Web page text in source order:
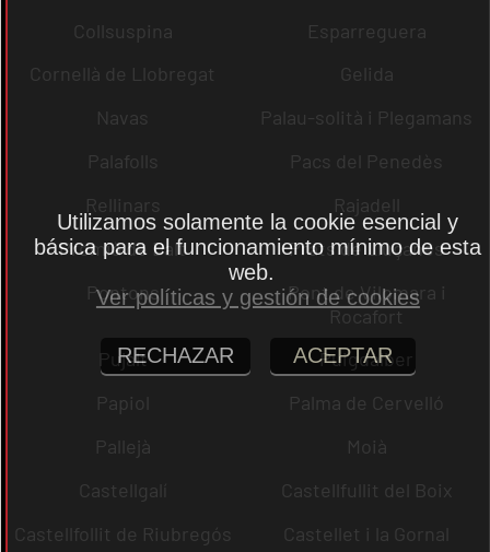
Collsuspina
Esparreguera
Cornellà de Llobregat
Gelida
Navas
Palau-solità i Plegamans
Palafolls
Pacs del Penedès
Rellinars
Rajadell
Premià de Dalt
Prats de Lluçanès
Pontons
Pont de Vilomara i
Rocafort
Pujalt
Puigdàlber
Papiol
Palma de Cervelló
Pallejà
Moià
Castellgalí
Castellfullit del Boix
Castellfollit de Riubregós
Castellet i la Gornal
Utilizamos solamente la cookie esencial y
básica para el funcionamiento mínimo de esta
web.
Ver políticas y gestión de cookies
RECHAZAR ACEPTAR